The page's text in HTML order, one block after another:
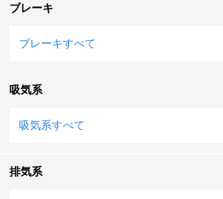
ブレーキ
ブレーキすべて
吸気系
吸気系すべて
排気系